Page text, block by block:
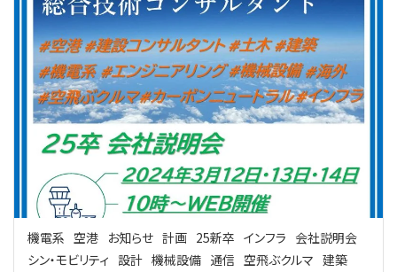
機電系 空港 お知らせ 計画 25新卒 インフラ 会社説明会
シン・モビリティ 設計 機械設備 通信 空飛ぶクルマ 建築